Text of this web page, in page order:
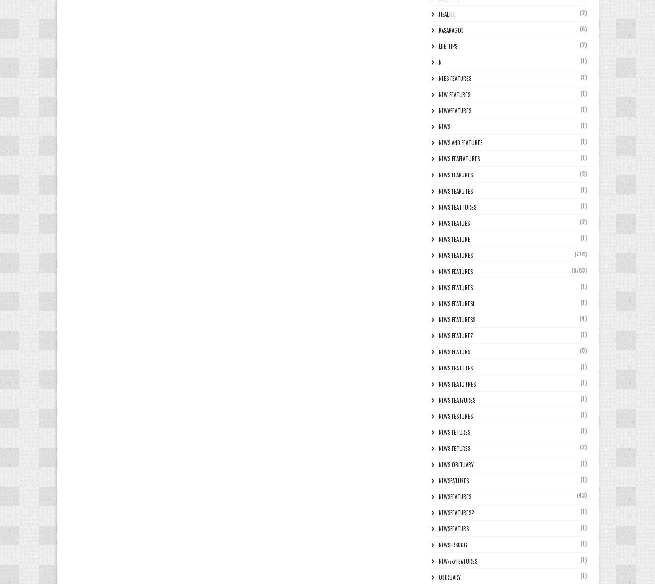
HEALTH (2)
KASARAGOD (6)
LIFE TIPS (2)
N (1)
NEES FEATURES (1)
NEW FEATURES (1)
NEWAFEATURES (1)
NEWS (1)
NEWS AND FEATURES (1)
NEWS FEAFEATURES (1)
NEWS FEARURES (3)
NEWS FEARUTES (1)
NEWS FEATHURES (1)
NEWS FEATUES (2)
NEWS FEATURE (1)
NEWS FEATURES (278)
NEWS FEATURES (5753)
NEWS FEATURÈS (1)
NEWS FEATURESL (1)
NEWS FEATURESS (4)
NEWS FEATUREZ (1)
NEWS FEATURS (5)
NEWS FEATUTES (1)
NEWS FEATUTRES (1)
NEWS FEATYURES (1)
NEWS FESTURES (1)
NEWS FETURES (1)
NEWS FETURES (2)
NEWS OBITUARY (1)
NEWSFATURES (1)
NEWSFEATURES (43)
NEWSFEATURES? (1)
NEWSFEATURS (1)
NEWSFRSDGG (1)
NEWസ് FEATURES (1)
OBIRUARY (1)